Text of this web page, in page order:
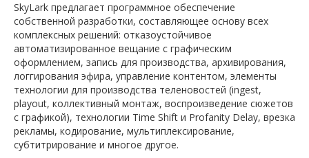
SkyLark предлагает программное обеспечение
собственной разработки, составляющее основу всех
комплексных решений: отказоустойчивое
автоматизированное вещание с графическим
оформлением, запись для производства, архивирования,
логгирования эфира, управление контентом, элементы
технологии для производства теленовостей (ingest,
playout, коллективный монтаж, воспроизведение сюжетов
с графикой), технологии Time Shift и Profanity Delay, врезка
рекламы, кодирование, мультиплексирование,
субтитрирование и многое другое.